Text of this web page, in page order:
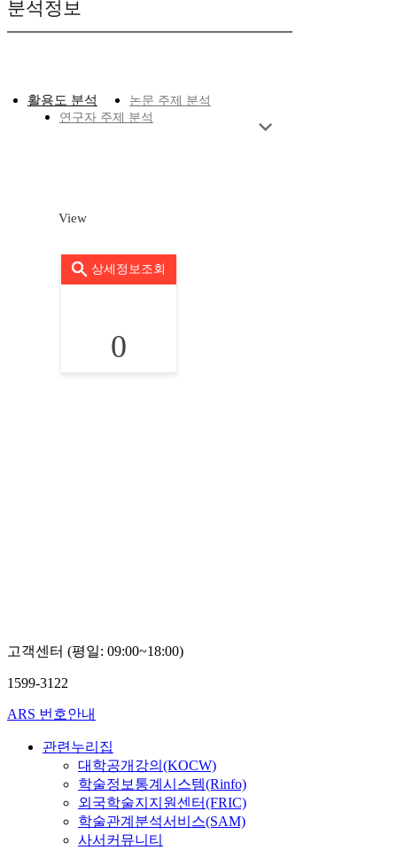
분석정보
활용도 분석
논문 주제 분석
연구자 주제 분석
View
상세정보조회
0
고객센터 (평일: 09:00~18:00)
1599-3122
ARS 번호안내
관련누리집
대학공개강의(KOCW)
학술정보통계시스템(Rinfo)
외국학술지지원센터(FRIC)
학술관계분석서비스(SAM)
사서커뮤니티